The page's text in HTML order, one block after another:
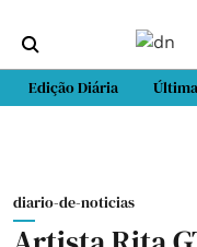
Edição Diária
diario-de-noticias